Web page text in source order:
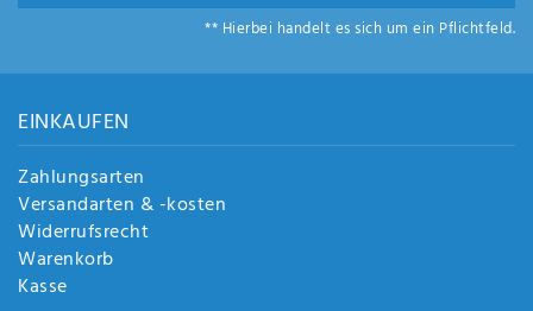
rag
e
sen
de
n
** Hierbei handelt es sich um ein Pflichtfeld.
EINKAUFEN
Zahlungsarten
Versandarten & -kosten
Widerrufsrecht
Warenkorb
Kasse